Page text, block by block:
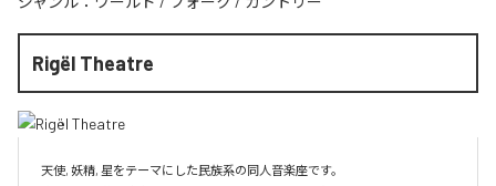
Rigël Theatre
天使, 妖精, 星をテーマにした民族系の同人音楽座です。